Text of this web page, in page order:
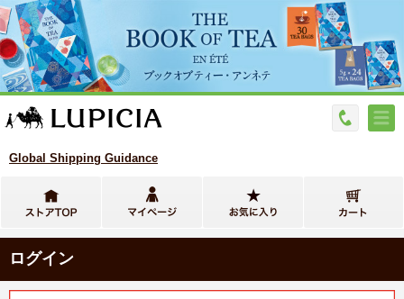
Global Shipping Guidance
ログイン